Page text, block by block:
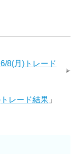
8(月)トレード
レード結果 」